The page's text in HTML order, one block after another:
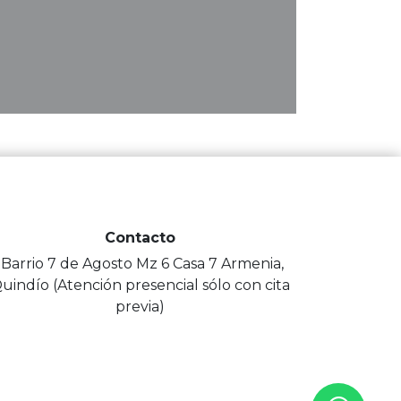
Contacto
7 de Agosto Mz 6 Casa 7 Armenia,
(Atención presencial sólo con cita
previa)